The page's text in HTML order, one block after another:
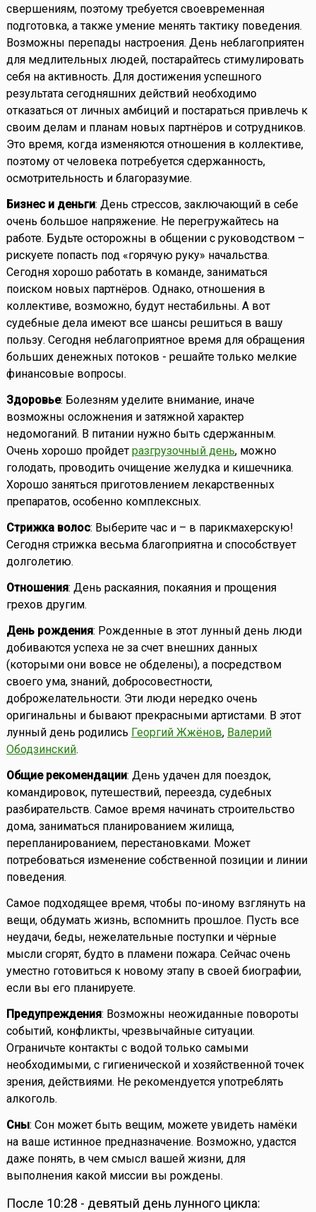
свершениям, поэтому требуется своевременная
подготовка, а также умение менять тактику поведения.
Возможны перепады настроения. День неблагоприятен
для медлительных людей, постарайтесь стимулировать
себя на активность. Для достижения успешного
результата сегодняшних действий необходимо
отказаться от личных амбиций и постараться привлечь к
своим делам и планам новых партнёров и сотрудников.
Это время, когда изменяются отношения в коллективе,
поэтому от человека потребуется сдержанность,
осмотрительность и благоразумие.
Бизнес и деньги: День стрессов, заключающий в себе
очень большое напряжение. Не перегружайтесь на
работе. Будьте осторожны в общении с руководством –
рискуете попасть под «горячую руку» начальства.
Сегодня хорошо работать в команде, заниматься
поиском новых партнёров. Однако, отношения в
коллективе, возможно, будут нестабильны. А вот
судебные дела имеют все шансы решиться в вашу
пользу. Сегодня неблагоприятное время для обращения
больших денежных потоков - решайте только мелкие
финансовые вопросы.
Здоровье: Болезням уделите внимание, иначе
возможны осложнения и затяжной характер
недомоганий. В питании нужно быть сдержанным.
Очень хорошо пройдет разгрузочный день, можно
голодать, проводить очищение желудка и кишечника.
Хорошо заняться приготовлением лекарственных
препаратов, особенно комплексных.
Стрижка волос: Выберите час и – в парикмахерскую!
Сегодня стрижка весьма благоприятна и способствует
долголетию.
Отношения: День раскаяния, покаяния и прощения
грехов другим.
День рождения: Рожденные в этот лунный день люди
добиваются успеха не за счет внешних данных
(которыми они вовсе не обделены), а посредством
своего ума, знаний, добросовестности,
доброжелательности. Эти люди нередко очень
оригинальны и бывают прекрасными артистами. В этот
лунный день родились Георгий Жжёнов, Валерий
Ободзинский.
Общие рекомендации: День удачен для поездок,
командировок, путешествий, переезда, судебных
разбирательств. Самое время начинать строительство
дома, заниматься планированием жилища,
перепланированием, перестановками. Может
потребоваться изменение собственной позиции и линии
поведения.
Самое подходящее время, чтобы по-иному взглянуть на
вещи, обдумать жизнь, вспомнить прошлое. Пусть все
неудачи, беды, нежелательные поступки и чёрные
мысли сгорят, будто в пламени пожара. Сейчас очень
уместно готовиться к новому этапу в своей биографии,
если вы его планируете.
Предупреждения: Возможны неожиданные повороты
событий, конфликты, чрезвычайные ситуации.
Ограничьте контакты с водой только самыми
необходимыми, с гигиенической и хозяйственной точек
зрения, действиями. Не рекомендуется употреблять
алкоголь.
Сны: Сон может быть вещим, можете увидеть намёки
на ваше истинное предназначение. Возможно, удастся
даже понять, в чем смысл вашей жизни, для
выполнения какой миссии вы рождены.
После 10:28 - девятый день лунного цикла: